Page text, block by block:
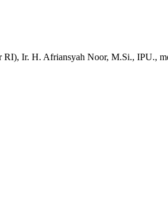
Ir. H. Afriansyah Noor, M.Si., IPU.,